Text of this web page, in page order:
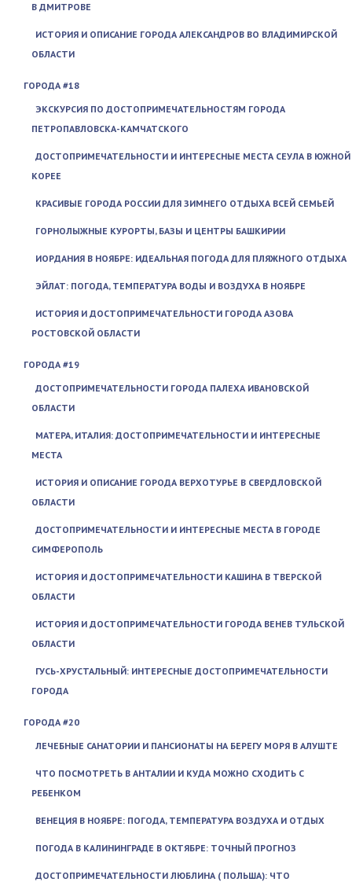
В ДМИТРОВЕ
ИСТОРИЯ И ОПИСАНИЕ ГОРОДА АЛЕКСАНДРОВ ВО ВЛАДИМИРСКОЙ
ОБЛАСТИ
ГОРОДА #18
ЭКСКУРСИЯ ПО ДОСТОПРИМЕЧАТЕЛЬНОСТЯМ ГОРОДА
ПЕТРОПАВЛОВСКА-КАМЧАТСКОГО
ДОСТОПРИМЕЧАТЕЛЬНОСТИ И ИНТЕРЕСНЫЕ МЕСТА СЕУЛА В ЮЖНОЙ
КОРЕЕ
КРАСИВЫЕ ГОРОДА РОССИИ ДЛЯ ЗИМНЕГО ОТДЫХА ВСЕЙ СЕМЬЕЙ
ГОРНОЛЫЖНЫЕ КУРОРТЫ, БАЗЫ И ЦЕНТРЫ БАШКИРИИ
ИОРДАНИЯ В НОЯБРЕ: ИДЕАЛЬНАЯ ПОГОДА ДЛЯ ПЛЯЖНОГО ОТДЫХА
ЭЙЛАТ: ПОГОДА, ТЕМПЕРАТУРА ВОДЫ И ВОЗДУХА В НОЯБРЕ
ИСТОРИЯ И ДОСТОПРИМЕЧАТЕЛЬНОСТИ ГОРОДА АЗОВА
РОСТОВСКОЙ ОБЛАСТИ
ГОРОДА #19
ДОСТОПРИМЕЧАТЕЛЬНОСТИ ГОРОДА ПАЛЕХА ИВАНОВСКОЙ
ОБЛАСТИ
МАТЕРА, ИТАЛИЯ: ДОСТОПРИМЕЧАТЕЛЬНОСТИ И ИНТЕРЕСНЫЕ
МЕСТА
ИСТОРИЯ И ОПИСАНИЕ ГОРОДА ВЕРХОТУРЬЕ В СВЕРДЛОВСКОЙ
ОБЛАСТИ
ДОСТОПРИМЕЧАТЕЛЬНОСТИ И ИНТЕРЕСНЫЕ МЕСТА В ГОРОДЕ
СИМФЕРОПОЛЬ
ИСТОРИЯ И ДОСТОПРИМЕЧАТЕЛЬНОСТИ КАШИНА В ТВЕРСКОЙ
ОБЛАСТИ
ИСТОРИЯ И ДОСТОПРИМЕЧАТЕЛЬНОСТИ ГОРОДА ВЕНЕВ ТУЛЬСКОЙ
ОБЛАСТИ
ГУСЬ-ХРУСТАЛЬНЫЙ: ИНТЕРЕСНЫЕ ДОСТОПРИМЕЧАТЕЛЬНОСТИ
ГОРОДА
ГОРОДА #20
ЛЕЧЕБНЫЕ САНАТОРИИ И ПАНСИОНАТЫ НА БЕРЕГУ МОРЯ В АЛУШТЕ
ЧТО ПОСМОТРЕТЬ В АНТАЛИИ И КУДА МОЖНО СХОДИТЬ С
РЕБЕНКОМ
ВЕНЕЦИЯ В НОЯБРЕ: ПОГОДА, ТЕМПЕРАТУРА ВОЗДУХА И ОТДЫХ
ПОГОДА В КАЛИНИНГРАДЕ В ОКТЯБРЕ: ТОЧНЫЙ ПРОГНОЗ
ДОСТОПРИМЕЧАТЕЛЬНОСТИ ЛЮБЛИНА ( ПОЛЬША): ЧТО